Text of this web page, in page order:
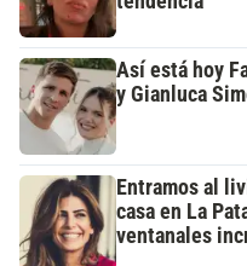
Así está hoy
y Gianluca
Entramos al
casa en La
ventanales